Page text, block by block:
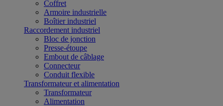
Coffret
Armoire industrielle
Boîtier industriel
Raccordement industriel
Bloc de jonction
Presse-étoupe
Embout de câblage
Connecteur
Conduit flexible
Transformateur et alimentation
Transformateur
Alimentation